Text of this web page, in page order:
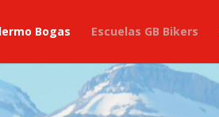
Bogas Escuelas GB Bikers